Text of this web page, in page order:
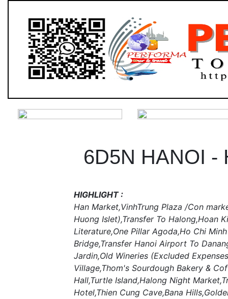
6D5N HANOI -
HIGHLIGHT :
Han Market,VinhTrung Plaza /Con
Huong Islet),Transfer To Halong,Hoan
Literature,One Pillar Agoda,Ho Chi
Bridge,Transfer Hanoi Airport To
Jardin,Old Wineries (Excluded
Village,Thom's Sourdough Bakery &
Hall,Turtle Island,Halong Night
Hotel,Thien Cung Cave,Bana